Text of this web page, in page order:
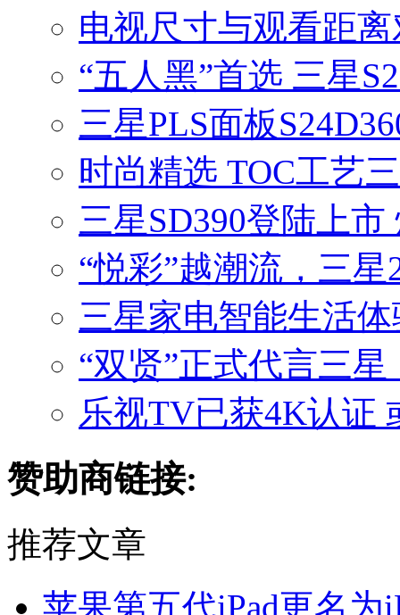
电视尺寸与观看距
“五人黑”首选 三星
三星PLS面板
时尚精选 TOC工艺
三星SD390登陆上
“悦彩”越潮流，三
三星家电智能生活
“双贤”正式代言三
乐视TV已获4K认证
赞助商链接:
推荐文章
苹果第五代iPad更名为